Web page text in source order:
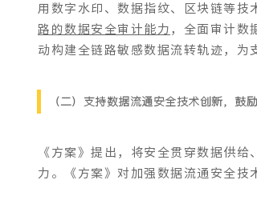
用数字水印、数据指纹、区块链等技
路的数据安全审计能力 ，全面审计数
动构建全链路敏感数据流转轨迹，为
（二）支持数据流通安全技术创新，鼓
《方案》提出，将安全贯穿数据供
力。《方案》对加强数据流通安全技